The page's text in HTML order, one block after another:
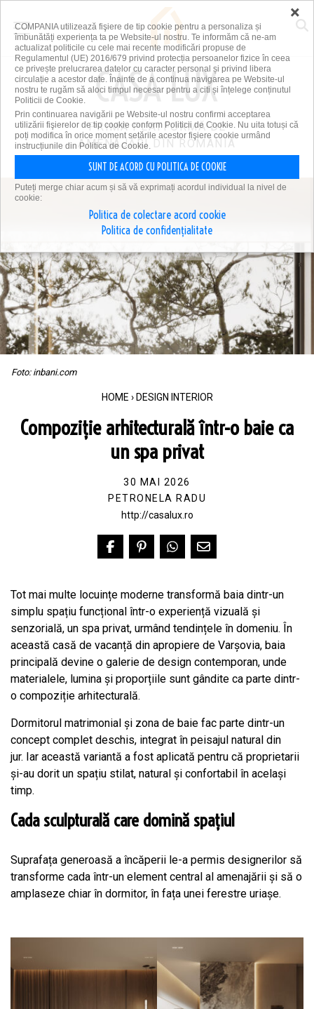
PRIMA PLATFORMĂ DE
AMENAJĂRI DIN ROMÂNIA
Foto: inbani.com
HOME › DESIGN INTERIOR
Compoziție arhitecturală într-o baie ca
un spa privat
30 MAI 2026
PETRONELA RADU
http://casalux.ro
Tot mai multe locuințe moderne transformă baia dintr-un
simplu spațiu funcțional într-o experiență vizuală și
senzorială, un spa privat, urmând tendințele în domeniu. În
această casă de vacanță din apropiere de Varșovia, baia
principală devine o galerie de design contemporan, unde
materialele, lumina și proporțiile sunt gândite ca parte dintr-
o compoziție arhitecturală.
Dormitorul matrimonial și zona de baie fac parte dintr-un
concept complet deschis, integrat în peisajul natural din
jur. Iar această variantă a fost aplicată pentru că proprietarii
și-au dorit un spațiu stilat, natural și confortabil în același
timp.
Cada sculpturală care domină spațiul
Suprafața generoasă a încăperii le-a permis designerilor să
transforme cada într-un element central al amenajării și să o
amplaseze chiar în dormitor, în fața unei ferestre uriașe.
×
COMPANIA utilizează fişiere de tip cookie pentru a personaliza și
îmbunătăți experiența ta pe Website-ul nostru. Te informăm că ne-am
actualizat politicile cu cele mai recente modificări propuse de
Regulamentul (UE) 2016/679 privind protecția persoanelor fizice în ceea
ce privește prelucrarea datelor cu caracter personal și privind libera
circulație a acestor date. Înainte de a continua navigarea pe Website-ul
nostru te rugăm să aloci timpul necesar pentru a citi și înțelege conținutul
Politicii de Cookie.
Prin continuarea navigării pe Website-ul nostru confirmi acceptarea
utilizării fişierelor de tip cookie conform Politicii de Cookie. Nu uita totuși că
poți modifica în orice moment setările acestor fişiere cookie urmând
instrucțiunile din Politica de Cookie.
SUNT DE ACORD CU POLITICA DE COOKIE
Puteți merge chiar acum și să vă exprimați acordul individual la nivel de
cookie:
Politica de colectare acord cookie
Politica de confidențialitate